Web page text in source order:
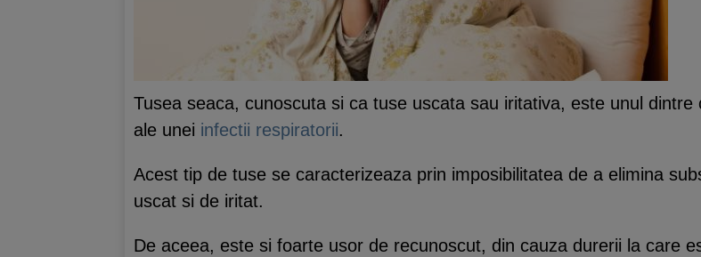
Tusea seaca, cunoscuta si ca tuse uscata sau iritativa, este unul
ale unei infectii respiratorii.
Acest tip de tuse se caracterizeaza prin imposibilitatea de a elimina
uscat si de iritat.
De aceea, este si foarte usor de recunoscut, din cauza durerii la care